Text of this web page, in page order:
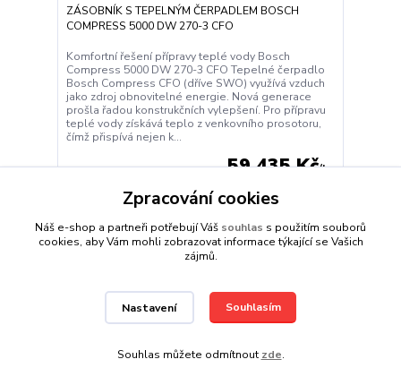
ZÁSOBNÍK S TEPELNÝM ČERPADLEM BOSCH
COMPRESS 5000 DW 270-3 CFO
Komfortní řešení přípravy teplé vody Bosch
Compress 5000 DW 270-3 CFO Tepelné čerpadlo
Bosch Compress CFO (dříve SWO) využívá vzduch
jako zdroj obnovitelné energie. Nová generace
prošla řadou konstrukčních vylepšení. Pro přípravu
teplé vody získává teplo z venkovního prosotoru,
čímž přispívá nejen k...
59 435 Kč/ks
49 120 Kč
Není skladem
Detail
Zpracování cookies
Náš e-shop a partneři potřebují Váš souhlas s použitím souborů
cookies, aby Vám mohli zobrazovat informace týkající se Vašich
zájmů.
Nastavení Souhlasím
Souhlas můžete odmítnout zde.